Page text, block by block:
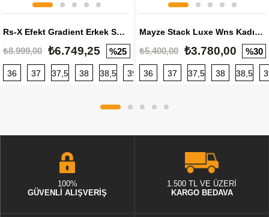
Rs-X Efekt Gradient Erkek Sneaker
₺8.999,00 ₺6.749,25 %25
36 37 37,5 38 38,5 39 40 40,5 41 42 42,5
Mayze Stack Luxe Wns Kadın Sneaker
₺5.400,00 ₺3.780,00 %30
36 37 37,5 38 38,5
100%
GÜVENLİ ALIŞVERİŞ
1.500 TL VE ÜZERİ
KARGO BEDAVA